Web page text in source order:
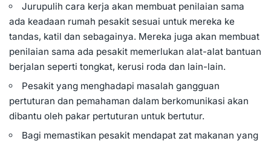
Jurupulih cara kerja akan membuat penilaian sama
ada keadaan rumah pesakit sesuai untuk mereka ke
tandas, katil dan sebagainya. Mereka juga akan membuat
penilaian sama ada pesakit memerlukan alat-alat bantuan
berjalan seperti tongkat, kerusi roda dan lain-lain.
Pesakit yang menghadapi masalah gangguan
pertuturan dan pemahaman dalam berkomunikasi akan
dibantu oleh pakar pertuturan untuk bertutur.
Bagi memastikan pesakit mendapat zat makanan yang